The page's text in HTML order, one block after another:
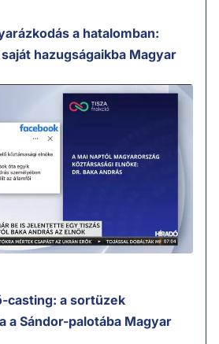
a hatalomban:
hazugságaikba Magyar
casting: a sortüzek
a Sándor-palotába Magyar